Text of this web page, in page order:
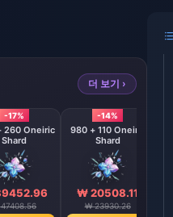
더 보기 ›
-17%
260 Oneiric
Shard
-14%
980 + 110 Oneiric
Shard
₩ 20508.11
₩ 23930.26